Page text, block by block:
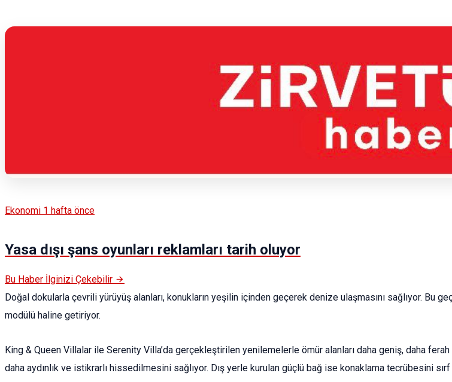
Ekonomi 1 hafta önce
Yasa dışı şans oyunları reklamları tarih oluyor
Bu Haber İlginizi Çekebilir
Doğal dokularla çevrili yürüyüş alanları, konukların yeşilin içinden geçerek denize ulaşmasını sağlıyor. Bu
modülü haline getiriyor.
King & Queen Villalar ile Serenity Villa’da gerçekleştirilen yenilemelerle ömür alanları daha geniş, daha ferah
daha aydınlık ve istikrarlı hissedilmesini sağlıyor. Dış yerle kurulan güçlü bağ ise konaklama tecrübesini